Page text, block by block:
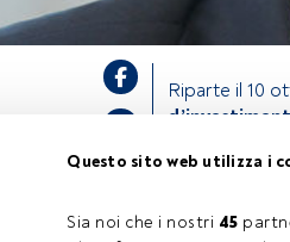
Questo sito web utilizza i
Sia noi che i nostri 45
Riparte il 10
in 12 città
sulle nuove